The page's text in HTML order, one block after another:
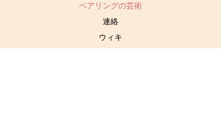
ペアリングの芸術
連絡
ウィキ